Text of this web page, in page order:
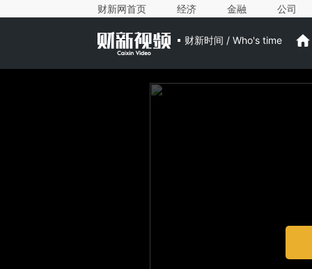
财新网首页 经济 金融 公司
财新时间 / Who's time